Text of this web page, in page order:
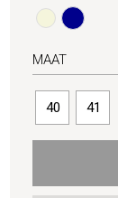
MAAT
40 41